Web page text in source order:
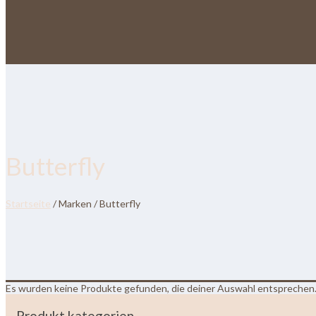
Butterfly
Startseite / Marken / Butterfly
Es wurden keine Produkte gefunden, die deiner Auswahl entsprechen.